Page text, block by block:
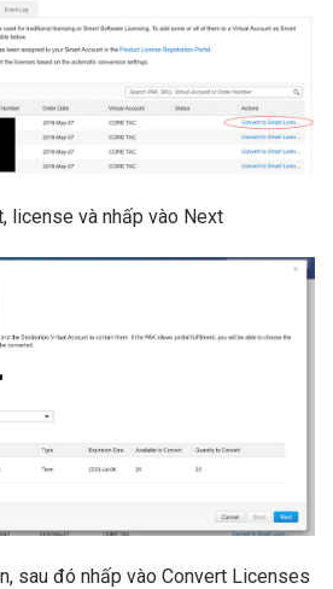
license và nhấp vào Next
sau đó nhấp vào Convert Licenses